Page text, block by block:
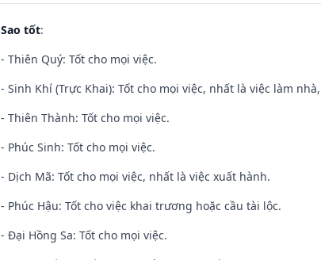
Sao tốt:
- Thiên Quý: Tốt cho mọi việc.
- Sinh Khí (Trực Khai): Tốt cho mọi việc, nhất là việc làm
- Thiên Thành: Tốt cho mọi việc.
- Phúc Sinh: Tốt cho mọi việc.
- Dịch Mã: Tốt cho mọi việc, nhất là việc xuất hành.
- Phúc Hậu: Tốt cho việc khai trương hoặc cầu tài lộc.
- Đại Hồng Sa: Tốt cho mọi việc.